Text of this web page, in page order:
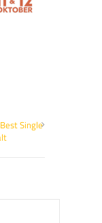
Single